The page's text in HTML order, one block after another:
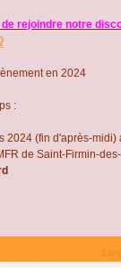
rejoindre notre
en 2024
:
2024 (fin d'après-midi)
de Saint-Firmin-